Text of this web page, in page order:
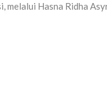
melalui Hasna Ridha